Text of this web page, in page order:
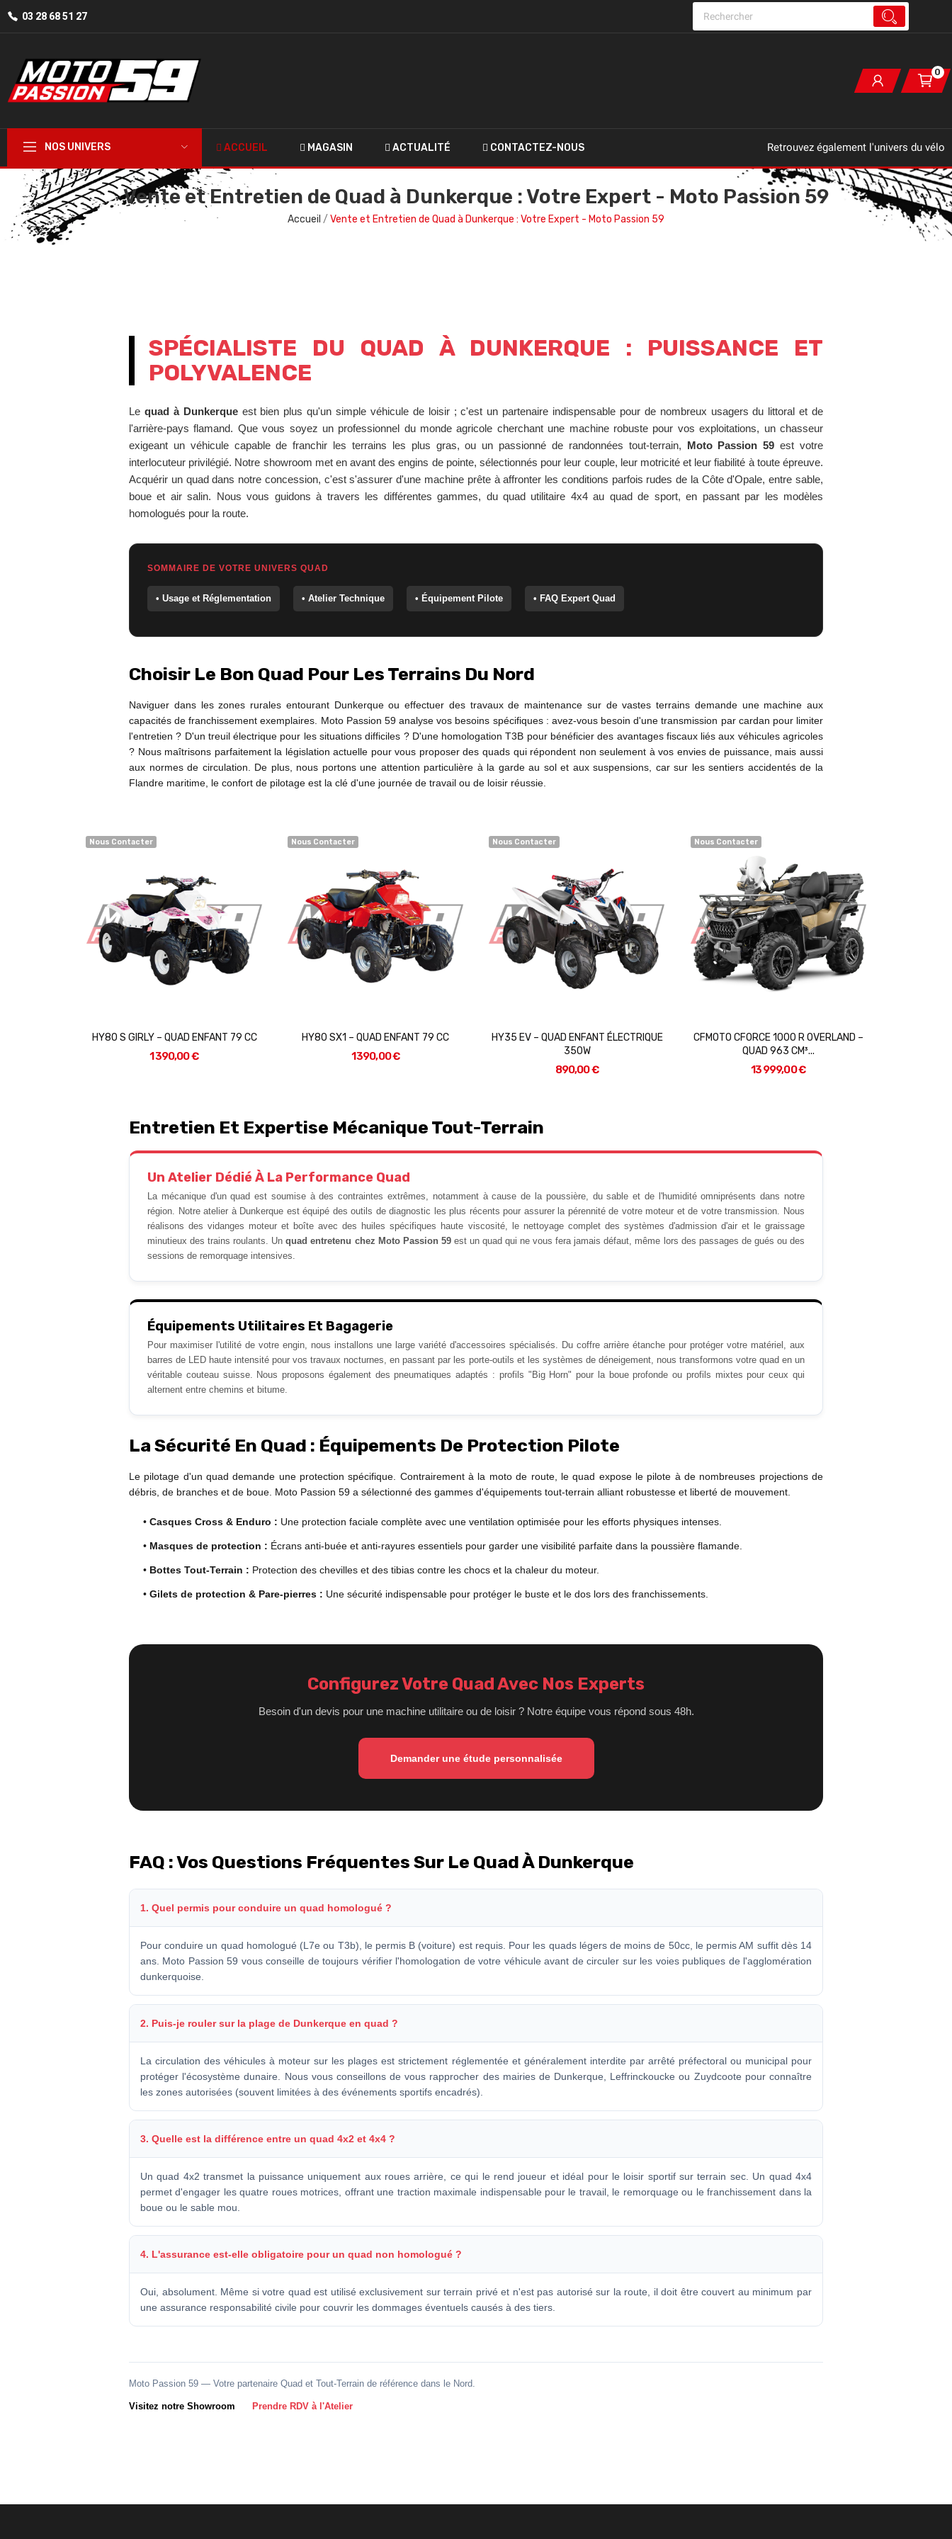
03 28 68 51 27
0
NOS UNIVERS ACCUEIL MAGASIN ACTUALITÉ CONTACTEZ-NOUS Retrouvez également l'univers du vélo
Vente et Entretien de Quad à Dunkerque : Votre Expert - Moto Passion 59
Accueil Vente et Entretien de Quad à Dunkerque : Votre Expert - Moto Passion 59
SPÉCIALISTE DU QUAD À DUNKERQUE : PUISSANCE ET
POLYVALENCE
Le quad à Dunkerqueest bien plus qu'un simple véhicule de loisir ; c'est un partenaire indispensable pour de nombreux usagers du littoral et de
l'arrière-pays flamand. Que vous soyez un professionnel du monde agricole cherchant une machine robuste pour vos exploitations, un chasseur
exigeant un véhicule capable de franchir les terrains les plus gras, ou un passionné de randonnées tout-terrain, Moto Passion 59 est votre
interlocuteur privilégié. Notre showroom met en avant des engins de pointe, sélectionnés pour leur couple, leur motricité et leur fiabilité à toute épreuve.
Acquérir un quad dans notre concession, c'est s'assurer d'une machine prête à affronter les conditions parfois rudes de la Côte d'Opale, entre sable,
boue et air salin. Nous vous guidons à travers les différentes gammes, du quad utilitaire 4x4 au quad de sport, en passant par les modèles
homologués pour la route.
SOMMAIRE DE VOTRE UNIVERS QUAD
• Usage et Réglementation • Atelier Technique • Équipement Pilote • FAQ Expert Quad
Choisir Le Bon Quad Pour Les Terrains Du Nord
Naviguer dans les zones rurales entourant Dunkerque ou effectuer des travaux de maintenance sur de vastes terrains demande une machine aux
capacités de franchissement exemplaires. Moto Passion 59 analyse vos besoins spécifiques : avez-vous besoin d'une transmission par cardan pour limiter
l'entretien ? D'un treuil électrique pour les situations difficiles ? D'une homologation T3B pour bénéficier des avantages fiscaux liés aux véhicules agricoles
? Nous maîtrisons parfaitement la législation actuelle pour vous proposer des quads qui répondent non seulement à vos envies de puissance, mais aussi
aux normes de circulation. De plus, nous portons une attention particulière à la garde au sol et aux suspensions, car sur les sentiers accidentés de la
Flandre maritime, le confort de pilotage est la clé d'une journée de travail ou de loisir réussie.
Nous Contacter
QJMOTOR SFA 600 PRO – QUAD 577 CM³
4X4 EPS T3B
Nous Contacter
QJMOTOR SFA 1000 PRO – QUAD 1000
CM³ 92 CH 4X4 EPS
Nous Contacter
HY125 SX1 – QUAD ENFANT / ADO 113 CC
1 690,00 €
Nous Contacter
HY80 S GIRLY – QUAD ENFANT 79 CC
1 390,00 €
Entretien Et Expertise Mécanique Tout-Terrain
Un Atelier Dédié À La Performance Quad
La mécanique d'un quad est soumise à des contraintes extrêmes, notamment à cause de la poussière, du sable et de l'humidité omniprésents dans notre
région. Notre atelier à Dunkerque est équipé des outils de diagnostic les plus récents pour assurer la pérennité de votre moteur et de votre transmission. Nous
réalisons des vidanges moteur et boîte avec des huiles spécifiques haute viscosité, le nettoyage complet des systèmes d'admission d'air et le graissage
minutieux des trains roulants. Unquad entretenu chez Moto Passion 59est un quad qui ne vous fera jamais défaut, même lors des passages de gués ou des
sessions de remorquage intensives.
Équipements Utilitaires Et Bagagerie
Pour maximiser l'utilité de votre engin, nous installons une large variété d'accessoires spécialisés. Du coffre arrière étanche pour protéger votre matériel, aux
barres de LED haute intensité pour vos travaux nocturnes, en passant par les porte-outils et les systèmes de déneigement, nous transformons votre quad en un
véritable couteau suisse. Nous proposons également des pneumatiques adaptés : profils "Big Horn" pour la boue profonde ou profils mixtes pour ceux qui
alternent entre chemins et bitume.
La Sécurité En Quad : Équipements De Protection Pilote
Le pilotage d'un quad demande une protection spécifique. Contrairement à la moto de route, le quad expose le pilote à de nombreuses projections de
débris, de branches et de boue. Moto Passion 59 a sélectionné des gammes d'équipements tout-terrain alliant robustesse et liberté de mouvement.
• Casques Cross & Enduro : Une protection faciale complète avec une ventilation optimisée pour les efforts physiques intenses.
• Masques de protection : Écrans anti-buée et anti-rayures essentiels pour garder une visibilité parfaite dans la poussière flamande.
• Bottes Tout-Terrain : Protection des chevilles et des tibias contre les chocs et la chaleur du moteur.
• Gilets de protection & Pare-pierres : Une sécurité indispensable pour protéger le buste et le dos lors des franchissements.
Configurez Votre Quad Avec Nos Experts
Besoin d'un devis pour une machine utilitaire ou de loisir ? Notre équipe vous répond sous 48h.
Demander une étude personnalisée
FAQ : Vos Questions Fréquentes Sur Le Quad À Dunkerque
1. Quel permis pour conduire un quad homologué ?
Pour conduire un quad homologué (L7e ou T3b), le permis B (voiture) est requis. Pour les quads légers de moins de 50cc, le permis AM suffit dès 14
ans. Moto Passion 59 vous conseille de toujours vérifier l'homologation de votre véhicule avant de circuler sur les voies publiques de l'agglomération
dunkerquoise.
2. Puis-je rouler sur la plage de Dunkerque en quad ?
La circulation des véhicules à moteur sur les plages est strictement réglementée et généralement interdite par arrêté préfectoral ou municipal pour
protéger l'écosystème dunaire. Nous vous conseillons de vous rapprocher des mairies de Dunkerque, Leffrinckoucke ou Zuydcoote pour connaître
les zones autorisées (souvent limitées à des événements sportifs encadrés).
3. Quelle est la différence entre un quad 4x2 et 4x4 ?
Un quad 4x2 transmet la puissance uniquement aux roues arrière, ce qui le rend joueur et idéal pour le loisir sportif sur terrain sec. Un quad 4x4
permet d'engager les quatre roues motrices, offrant une traction maximale indispensable pour le travail, le remorquage ou le franchissement dans la
boue ou le sable mou.
4. L'assurance est-elle obligatoire pour un quad non homologué ?
Oui, absolument. Même si votre quad est utilisé exclusivement sur terrain privé et n'est pas autorisé sur la route, il doit être couvert au minimum par
une assurance responsabilité civile pour couvrir les dommages éventuels causés à des tiers.
Moto Passion 59 — Votre partenaire Quad et Tout-Terrain de référence dans le Nord.
Visitez notre Showroom Prendre RDV à l'Atelier